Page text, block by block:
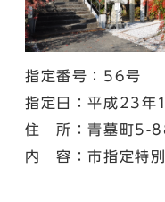
指定番号：56号
指定日：平成23年
住 所：青墓町5-
内 容：市指定特別